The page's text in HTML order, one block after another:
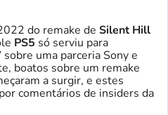
do remake de Silent Hill
PS5 só serviu para
uma parceria Sony e
boatos sobre um remake
a surgir, e estes
comentários de insiders da